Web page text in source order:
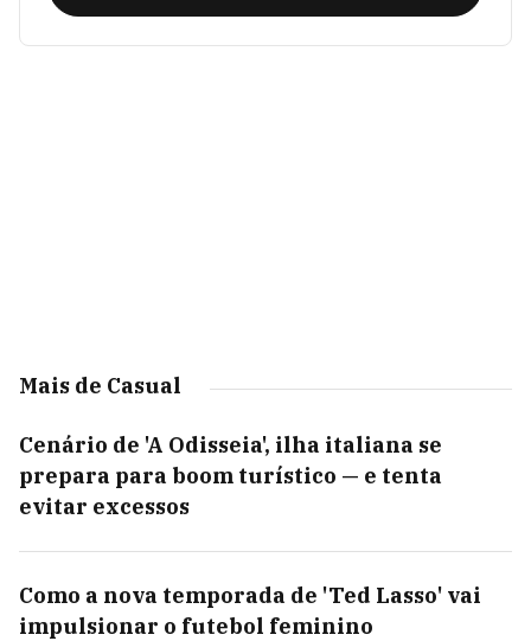
Mais de Casual
Cenário de 'A Odisseia', ilha italiana se
prepara para boom turístico — e tenta
evitar excessos
Como a nova temporada de 'Ted Lasso' vai
impulsionar o futebol feminino